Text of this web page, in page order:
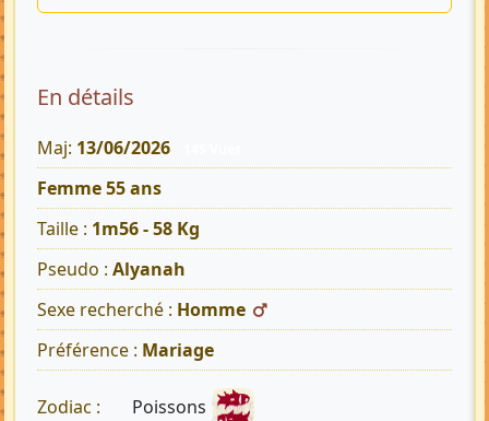
En détails
Maj: 13/06/2026
Femme 55 ans
Taille : 1m56 - 58 Kg
Pseudo : Alyanah
Sexe recherché : Homme
Préférence : Mariage
Zodiac : Poissons